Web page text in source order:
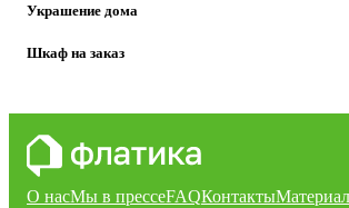
Украшение дома
Шкаф на заказ
О насМы в прессеFAQКонтакты